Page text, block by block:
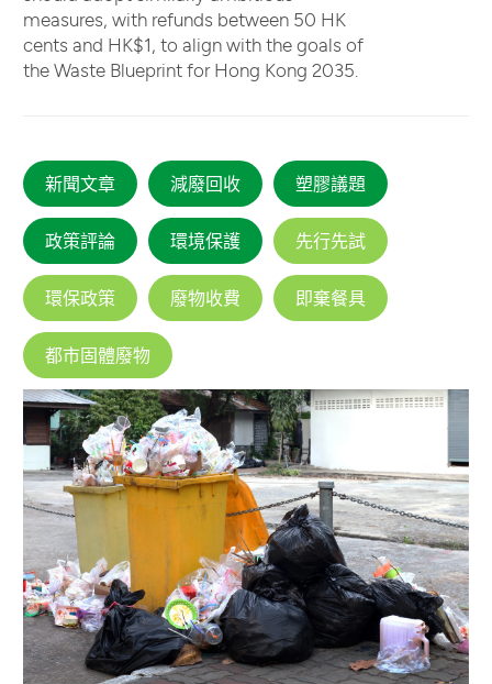
measures, with refunds between 50 HK
cents and HK$1, to align with the goals of
the Waste Blueprint for Hong Kong 2035.
新聞文章 減廢回收 塑膠議題
政策評論 環境保護 先行先試
環保政策 廢物收費 即棄餐具
都市固體廢物